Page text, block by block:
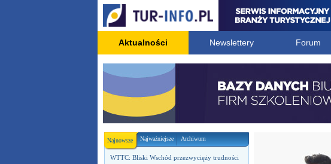
Aktualności Newslettery Forum
Najnowsze Najważniejsze Archiwum
WTTC: Bliski Wschód przezwycięży trudności